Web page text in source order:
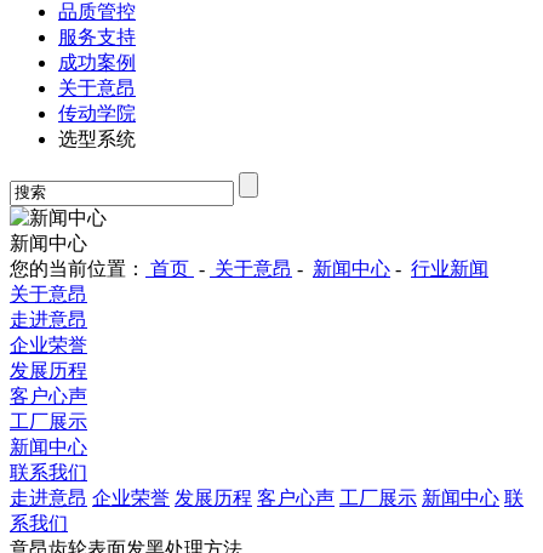
品质管控
服务支持
成功案例
关于意昂
传动学院
选型系统
新闻中心
您的当前位置：
首页 - 关于意昂 - 新闻中心 - 行业新闻
关于意昂
走进意昂
企业荣誉
发展历程
客户心声
工厂展示
新闻中心
联系我们
走进意昂 企业荣誉 发展历程 客户心声 工厂展示 新闻中心 联
系我们
意昂齿轮表面发黑处理方法